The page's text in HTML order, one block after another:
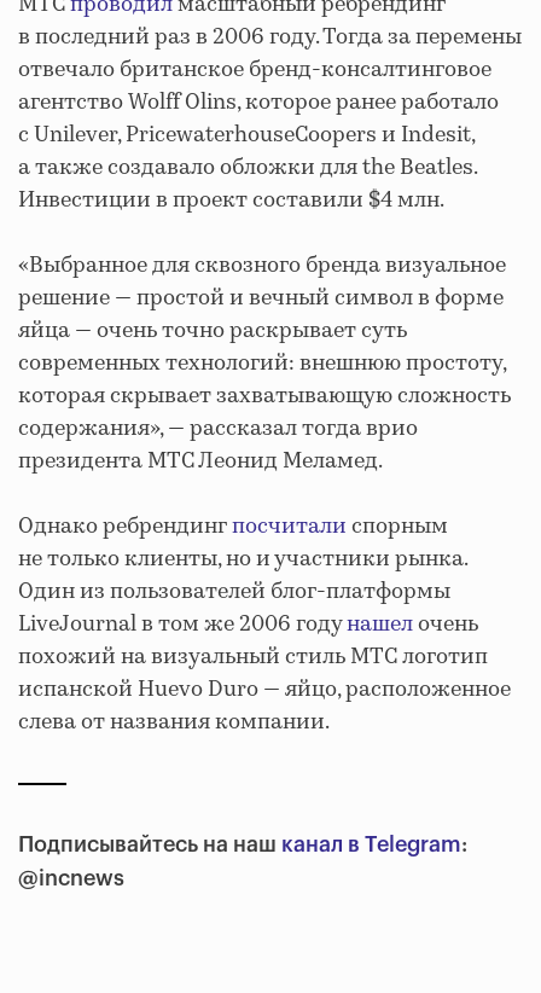
в последний раз в 2006 году. Тогда за перемены
отвечало британское бренд-консалтинговое
агентство Wolff Olins, которое ранее работало
с Unilever, PricewaterhouseCoopers и Indesit,
а также создавало обложки для the Beatles.
Инвестиции в проект составили $4 млн.
«Выбранное для сквозного бренда визуальное
решение — простой и вечный символ в форме
яйца — очень точно раскрывает суть
современных технологий: внешнюю простоту,
которая скрывает захватывающую сложность
содержания», — рассказал тогда врио
президента МТС Леонид Меламед.
Однако ребрендингпосчиталиспорным
не только клиенты, но и участники рынка.
Один из пользователей блог-платформы
LiveJournal в том же 2006 годунашелочень
похожий на визуальный стиль МТС логотип
испанской Huevo Duro — яйцо, расположенное
слева от названия компании.
Подписывайтесь на наш канал в Telegram:
@incnews